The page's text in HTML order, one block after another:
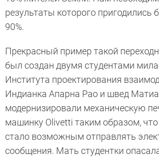
результаты которого
90%.
Прекрасный пример такой
был создан двумя студентами
Института проектирования
Индианка Апарна Рао и швед
модернизировали механическую
машинку Olivetti таким образом,
стало возможным отправлять
сообщения. Мать студентки